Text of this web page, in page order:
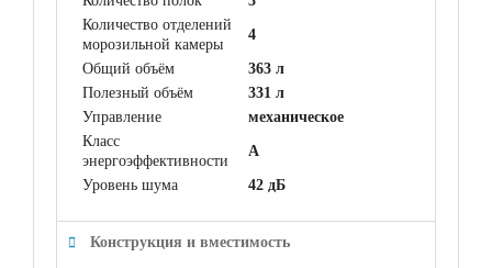
Количество отделений
морозильной камеры
4
Общий объём
363 л
Полезный объём
331 л
Управление
механическое
Класс
энергоэффективности
A
Уровень шума 42 дБ
Конструкция и вместимость